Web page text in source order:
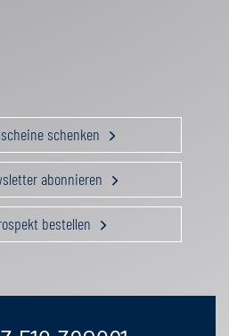
schenken
abonnieren
bestellen